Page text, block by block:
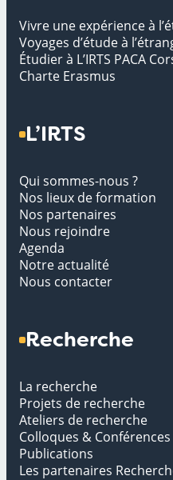
Vivre une expérience à
Voyages d’étude à
Étudier à L’IRTS PACA
Charte Erasmus
L’IRTS
Qui sommes-nous ?
Nos lieux de formation
Nos partenaires
Nous rejoindre
Agenda
Notre actualité
Nous contacter
Recherche
La recherche
Projets de recherche
Ateliers de recherche
Colloques & Conférences
Publications
Les partenaires